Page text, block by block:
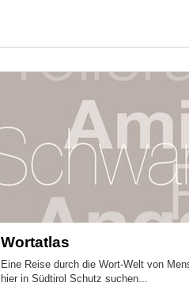
Wortatlas
Eine Reise durch die Wort-Welt von
hier in Südtirol Schutz suchen...